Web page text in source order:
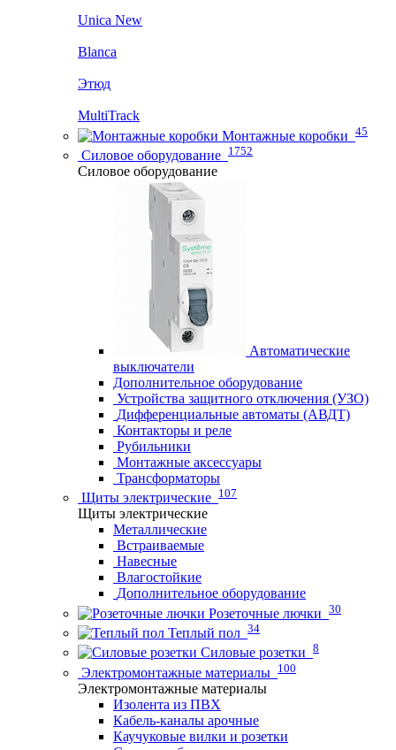
Unica New
Blanca
Этюд
MultiTrack
Монтажные коробки 45
Силовое оборудование 1752
Силовое оборудование
Автоматические
выключатели
Дополнительное оборудование
Устройства защитного отключения (УЗО)
Дифференциальные автоматы (АВДТ)
Контакторы и реле
Рубильники
Монтажные аксессуары
Трансформаторы
Щиты электрические 107
Щиты электрические
Металлические
Встраиваемые
Навесные
Влагостойкие
Дополнительное оборудование
Розеточные лючки 30
Теплый пол 34
Силовые розетки 8
Электромонтажные материалы 100
Электромонтажные материалы
Изолента из ПВХ
Кабель-каналы арочные
Каучуковые вилки и розетки